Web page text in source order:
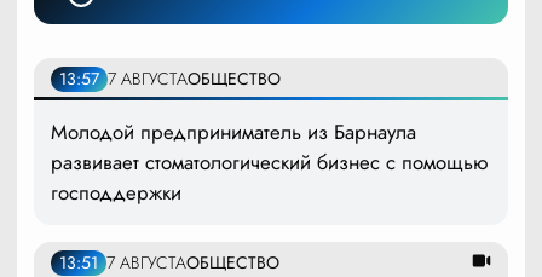
13:57 7 АВГУСТАОБЩЕСТВО
Молодой предприниматель из Барнаула
развивает стоматологический бизнес с помощью
господдержки
13:51 7 АВГУСТАОБЩЕСТВО